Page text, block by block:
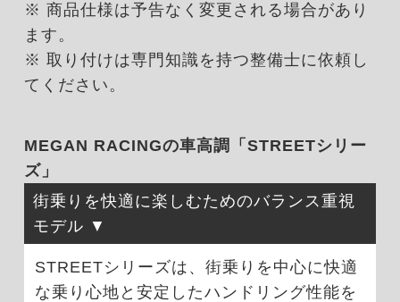
※ 商品仕様は予告なく変更される場合があり
ます。
※ 取り付けは専門知識を持つ整備士に依頼し
てください。
MEGAN RACINGの車高調「STREETシリー
ズ」
街乗りを快適に楽しむためのバランス重視
モデル
STREETシリーズは、街乗りを中心に快適
な乗り心地と安定したハンドリング性能を